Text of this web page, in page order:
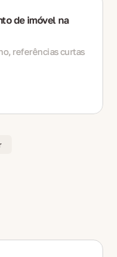
de imóvel na
referências curtas